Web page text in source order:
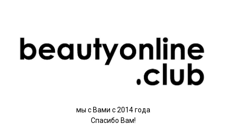
мы с Вами с 2014 года
Спасибо Вам!